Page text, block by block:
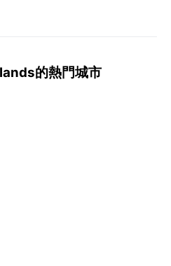
的熱門城市